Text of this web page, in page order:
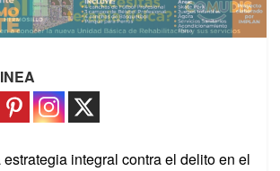
integral contra el delito en el